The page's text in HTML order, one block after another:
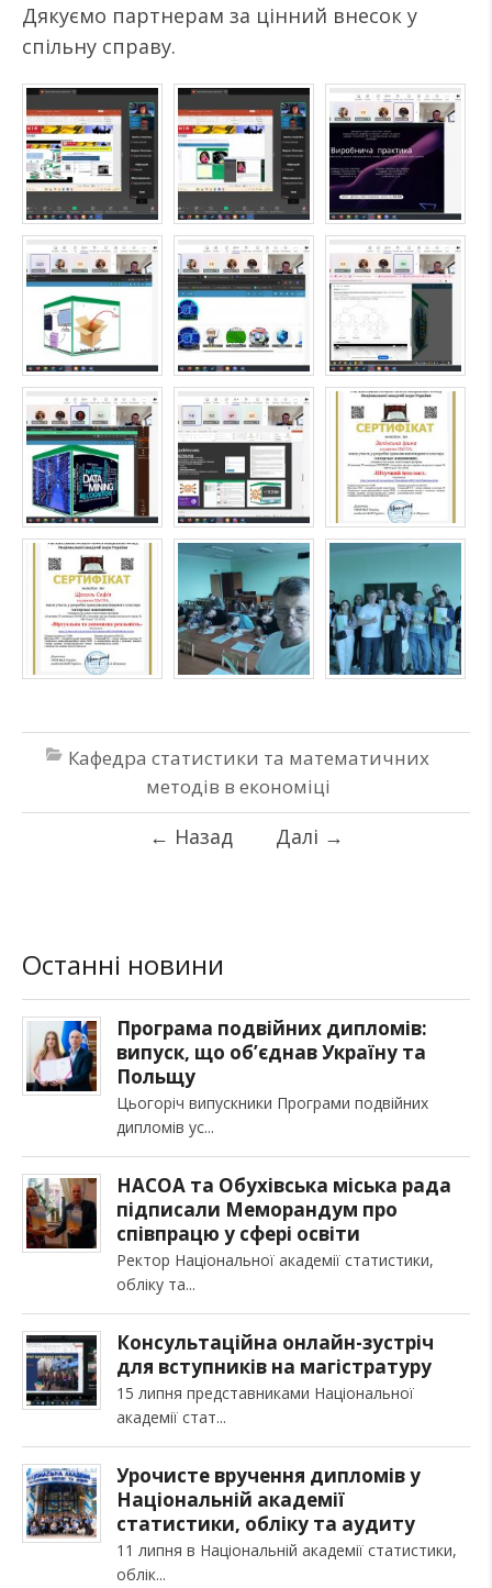
Дякуємо партнерам за цінний внесок у
спільну справу.
Кафедра статистики та математичних
методів в економіці
← Назад Далі →
Останні новини
Програма подвійних дипломів:
випуск, що об’єднав Україну та
Польщу
Цьогоріч випускники Програми подвійних
дипломів ус
НАСОА та Обухівська міська рада
підписали Меморандум про
співпрацю у сфері освіти
Ректор Національної академії статистики,
обліку та
Консультаційна онлайн-зустріч
для вступників на магістратуру
15 липня представниками Національної
академії стат
Урочисте вручення дипломів у
Національній академії
статистики, обліку та аудиту
11 липня в Національній академії статистики,
облік